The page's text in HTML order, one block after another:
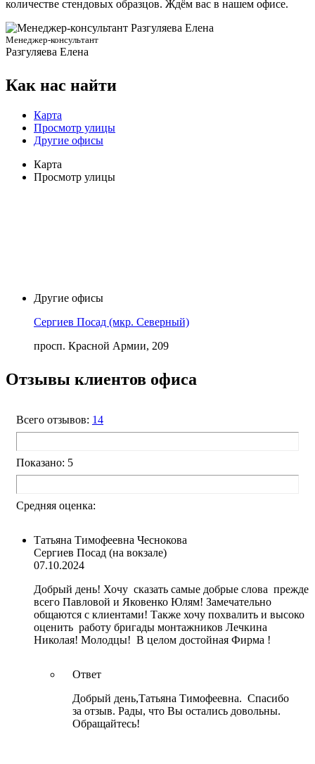
количестве стендовых образцов. Ждём вас в нашем офисе.
Менеджер-консультант
Разгуляева Елена
Как нас найти
Карта
Просмотр улицы
Другие офисы
Карта
Просмотр улицы
Другие офисы
Сергиев Посад (мкр. Северный)
просп. Красной Армии, 209
Отзывы клиентов офиса
Всего отзывов: 14
Показано: 5
Средняя оценка:
Татьяна Тимофеевна Чеснокова
Сергиев Посад (на вокзале)
07.10.2024
Добрый день! Хочу сказать самые добрые слова прежде
всего Павловой и Яковенко Юлям! Замечательно
общаются с клиентами! Также хочу похвалить и высоко
оценить работу бригады монтажников Лечкина
Николая! Молодцы! В целом достойная Фирма !
Ответ
Добрый день,Татьяна Тимофеевна. Спасибо
за отзыв. Рады, что Вы остались довольны.
Обращайтесь!